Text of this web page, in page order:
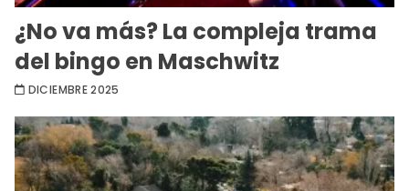
¿No va más? La compleja trama
del bingo en Maschwitz
DICIEMBRE 2025